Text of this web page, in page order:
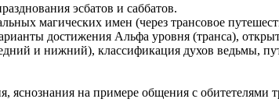
эсбатов и саббатов.
магических имен (через трансовое
достижения Альфа уровня (транса),
и нижний), классификация духов ведьмы,
яснознания на примере общения с обитетелями